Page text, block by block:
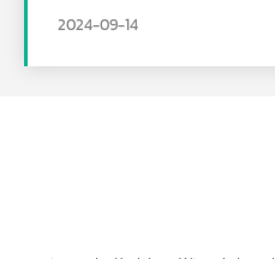
2024-09-14